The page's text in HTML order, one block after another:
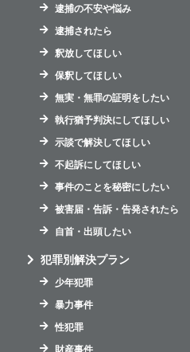
逮捕の不安や悩み
逮捕されたら
釈放してほしい
保釈してほしい
無実・無罪の証明をしたい
執行猶予判決にしてほしい
示談で解決してほしい
不起訴にしてほしい
事件のことを秘密にしたい
被害届・告訴・告発されたら
自首・出頭したい
犯罪別解決プラン
少年犯罪
暴力事件
性犯罪
財産事件